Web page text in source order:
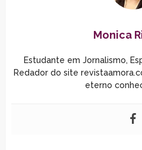
Monica
Estudante em Jornalismo,
Redador do site
eterno